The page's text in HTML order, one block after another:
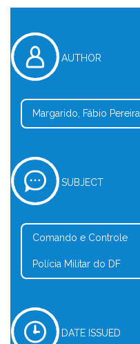
AUTHOR
Margarido, Fábio Pereira
SUBJECT
Comando e Controle
Polícia Militar do DF
DATE ISSUED